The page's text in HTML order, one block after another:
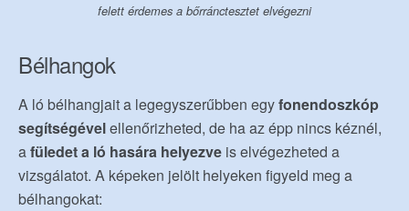
felett érdemes a bőrránctesztet elvégezni
Bélhangok
A ló bélhangjait a legegyszerűbben egyfonendoszkóp
segítségévelellenőrizheted, de ha az épp nincs kéznél,
afüledet a ló hasára helyezve is elvégezheted a
vizsgálatot. A képeken jelölt helyeken figyeld meg a
bélhangokat: